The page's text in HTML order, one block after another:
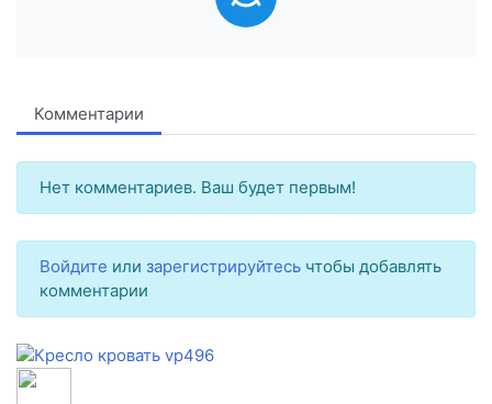
Комментарии
Нет комментариев. Ваш будет первым!
Войдите или зарегистрируйтесь чтобы добавлять
комментарии